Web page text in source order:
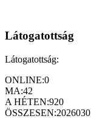
Látogatottság
Látogatottság:
ONLINE:0
MA:42
A HÉTEN:920
ÖSSZESEN:2026030